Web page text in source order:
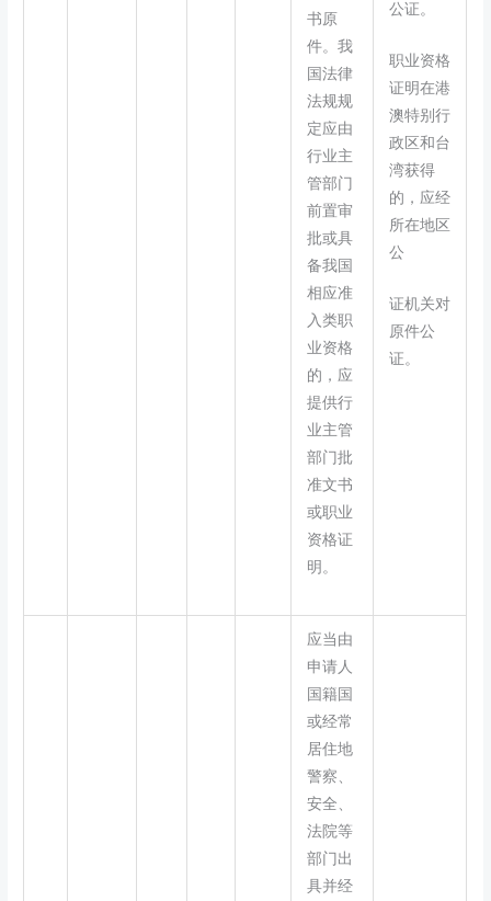
书原
件。我
国法律
法规规
定应由
行业主
管部门
前置审
批或具
备我国
相应准
入类职
业资格
的，应
提供行
业主管
部门批
准文书
或职业
资格证
明。
公证。
职业资格
证明在港
澳特别行
政区和台
湾获得
的，应经
所在地区
公
证机关对
原件公
证。
应当由
申请人
国籍国
或经常
居住地
警察、
安全、
法院等
部门出
具并经